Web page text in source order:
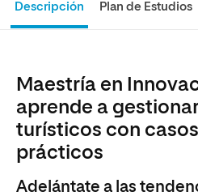
Descripción Plan de Estudios
Maestría en
aprende a
turísticos con
prácticos
Adelántate a las